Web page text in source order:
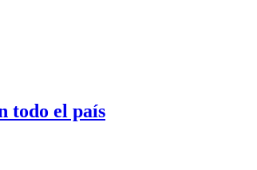
todo el país